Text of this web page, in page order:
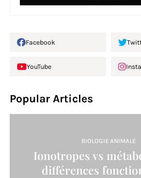
Facebook
YouTube
Popular Articles
BIOLOGIE ANIMALE
Ionotropes vs
différences